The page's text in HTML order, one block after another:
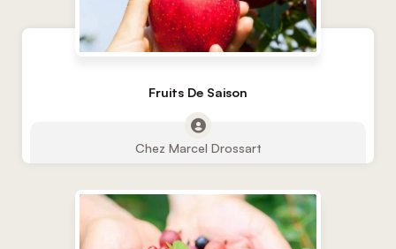
Fruits De Saison
Chez Marcel Drossart